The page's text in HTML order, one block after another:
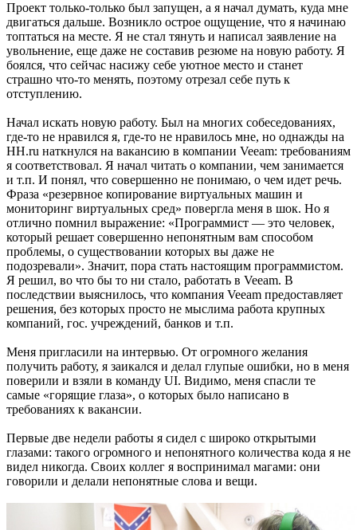
Проект только-только был запущен, а я начал думать, куда мне
двигаться дальше. Возникло острое ощущение, что я начинаю
топтаться на месте. Я не стал тянуть и написал заявление на
увольнение, еще даже не составив резюме на новую работу. Я
боялся, что сейчас насижу себе уютное место и станет
страшно что-то менять, поэтому отрезал себе путь к
отступлению.
Начал искать новую работу. Был на многих собеседованиях,
где-то не нравился я, где-то не нравилось мне, но однажды на
HH.ru наткнулся на вакансию в компании Veeam: требованиям
я соответствовал. Я начал читать о компании, чем занимается
и т.п. И понял, что совершенно не понимаю, о чем идет речь.
Фраза «резервное копирование виртуальных машин и
мониторинг виртуальных сред» повергла меня в шок. Но я
отлично помнил выражение: «Программист — это человек,
который решает совершенно непонятным вам способом
проблемы, о существовании которых вы даже не
подозревали». Значит, пора стать настоящим программистом.
Я решил, во что бы то ни стало, работать в Veeam. В
последствии выяснилось, что компания Veeam предоставляет
решения, без которых просто не мыслима работа крупных
компаний, гос. учреждений, банков и т.п.
Меня пригласили на интервью. От огромного желания
получить работу, я заикался и делал глупые ошибки, но в меня
поверили и взяли в команду UI. Видимо, меня спасли те
самые «горящие глаза», о которых было написано в
требованиях к вакансии.
Первые две недели работы я сидел с широко открытыми
глазами: такого огромного и непонятного количества кода я не
видел никогда. Своих коллег я воспринимал магами: они
говорили и делали непонятные слова и вещи.